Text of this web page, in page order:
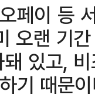
페이 등
오랜 기
있고,
기 때문